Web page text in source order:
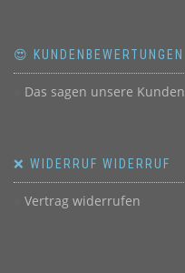
😍 KUNDENBEWERTUNGEN
Das sagen unsere Kunden
❌ WIDERRUF WIDERRUF
Vertrag widerrufen